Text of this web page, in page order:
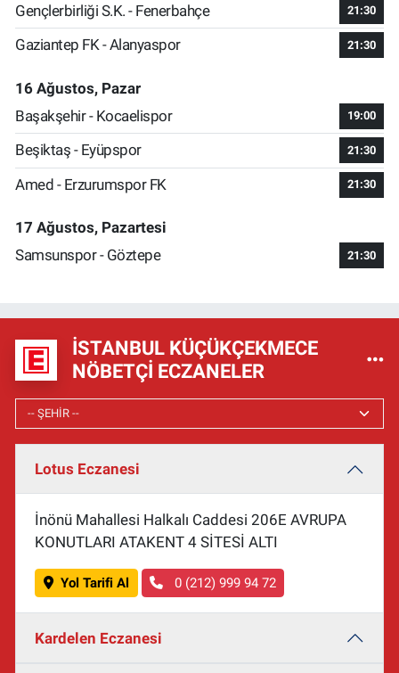
Gençlerbirliği S.K. - Fenerbahçe 21:30
Gaziantep FK - Alanyaspor 21:30
16 Ağustos, Pazar
Başakşehir - Kocaelispor
19:00
Beşiktaş - Eyüpspor 21:30
Amed - Erzurumspor FK 21:30
17 Ağustos, Pazartesi
Samsunspor - Göztepe
21:30
İSTANBUL KÜÇÜKÇEKMECE
NÖBETÇI ECZANELER
Lotus Eczanesi
İnönü Mahallesi Halkalı Caddesi 206E AVRUPA
KONUTLARI ATAKENT 4 SİTESİ ALTI
Yol Tarifi Al 0 (212) 999 94 72
Kardelen Eczanesi